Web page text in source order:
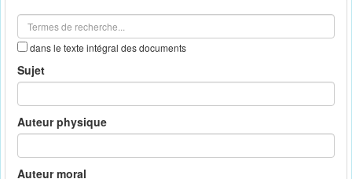
dans le texte intégral des documents
Sujet
Auteur physique
Auteur moral